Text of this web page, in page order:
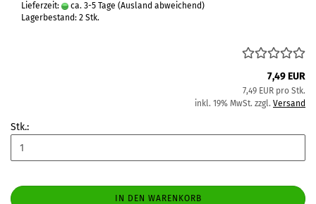
Lieferzeit:
ca. 3-5 Tage (Ausland abweichend)
Lagerbestand: 2 Stk.
7,49 EUR
7,49 EUR pro Stk.
inkl. 19% MwSt. zzgl. Versand
Stk.:
IN DEN WARENKORB